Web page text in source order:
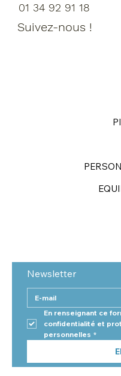
01 34 92 91 18
Suivez-nous !
Newsletter
En renseignant ce
confidentialité et
personnelles *